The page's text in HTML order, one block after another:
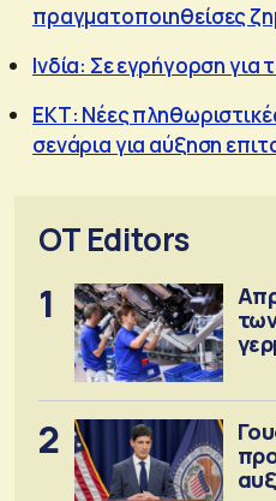
πραγματοποιηθείσες
Ινδία: Σε εγρήγορση
ΕΚΤ: Νέες
σενάρια για αύξηση
OT Editors
1
2